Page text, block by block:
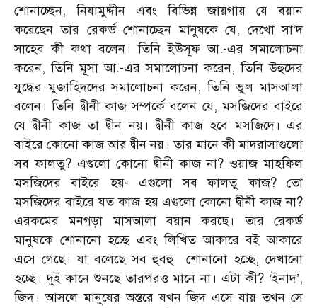
শোনাচ্ছেন, নিযামুদ্দীন এবং বিভিন্ন জায়গায় যে বয়ান
করেছেন তার রেকর্ড শোনাচ্ছেন মানুষকে যে, দেখো সা‘দ
সাহেব কী কথা বলেন। তিনি ইউসূফ আ.-এর সমালোচনা
করেন, তিনি মূসা আ.-এর সমালোচনা করেন, তিনি উহুদের
যুদ্ধের মুজাহিদদের সমালোচনা করেন, তিনি ভুল মাসআলা
বলেন। তিনি দ্বীনী কাজ সম্পর্কে বলেন যে, মসজিদের বাইরে
যে দ্বীনী কাজ তা দ্বীন নয়। দ্বীনী কাজ হবে মসজিদে। এর
বাইরে কোনো কাজ আর দ্বীন নয়। তার মানে কী মাদরাসাগুলো
সব ফালতু? এগুলো কোনো দ্বীনী কাজ না? ওয়াজ মাহফিল
মসজিদের বাইরে হয়- এগুলো সব ফালতু কাজ? তো
মসজিদের বাইরে যত কাজ হয় এগুলো কোনো দ্বীনী কাজ না?
এরকমের মনগড়া মাসআলা বয়ান করছে। তার রেকর্ড
মানুষকে শোনানো হচ্ছে এবং লিখিত আকারে বই আকারে
এসে গেছে। যা বলেছে সব হুবহু শোনানো হচ্ছে, দেখানো
হচ্ছে। দুই কানে শুনছে তারপরও মানে না। এটা কী? ‘ইনাদ’,
জিদ। আসলে মানুষের অন্তরে যখন জিদ এসে যায় তখন সে